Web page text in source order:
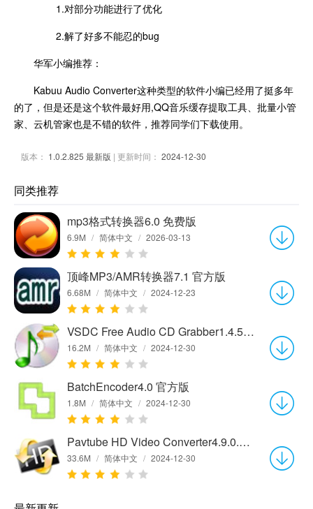
1.对部分功能进行了优化
2.解了好多不能忍的bug
华军小编推荐：
Kabuu Audio Converter这种类型的软件小编已经用了挺多年
的了，但是还是这个软件最好用,QQ音乐缓存提取工具、批量小管
家、云机管家也是不错的软件，推荐同学们下载使用。
版本： 1.0.2.825 最新版 | 更新时间： 2024-12-30
同类推荐
mp3格式转换器6.0 免费版
6.9M / 简体中文 / 2026-03-13
顶峰MP3/AMR转换器7.1 官方版
6.68M / 简体中文 / 2024-12-23
VSDC Free Audio CD Grabber1.4.5.593 官方版
16.2M / 简体中文 / 2024-12-30
BatchEncoder4.0 官方版
1.8M / 简体中文 / 2024-12-30
Pavtube HD Video Converter4.9.0.0 官方版
33.6M / 简体中文 / 2024-12-30